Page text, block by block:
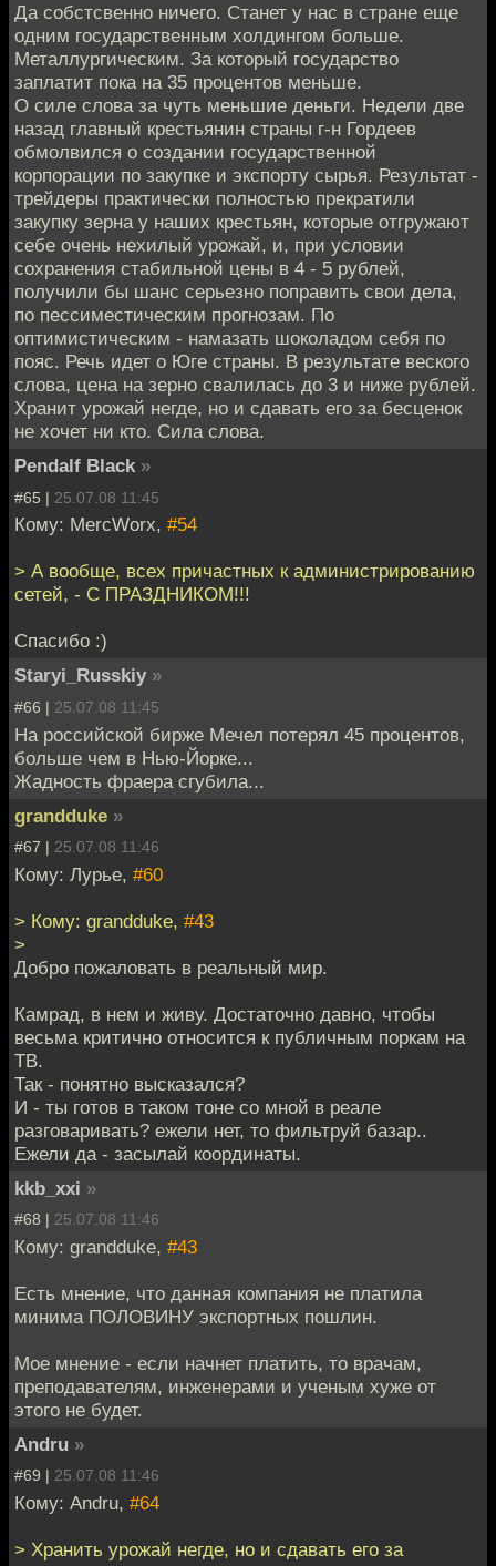
Да собстсвенно ничего. Станет у нас в стране еще
одним государственным холдингом больше.
Металлургическим. За который государство
заплатит пока на 35 процентов меньше.
О силе слова за чуть меньшие деньги. Недели две
назад главный крестьянин страны г-н Гордеев
обмолвился о создании государственной
корпорации по закупке и экспорту сырья. Результат -
трейдеры практически полностью прекратили
закупку зерна у наших крестьян, которые отгружают
себе очень нехилый урожай, и, при условии
сохранения стабильной цены в 4 - 5 рублей,
получили бы шанс серьезно поправить свои дела,
по пессиместическим прогнозам. По
оптимистическим - намазать шоколадом себя по
пояс. Речь идет о Юге страны. В результате веского
слова, цена на зерно свалилась до 3 и ниже рублей.
Хранит урожай негде, но и сдавать его за бесценок
не хочет ни кто. Сила слова.
Pendalf Black »
#65 | 25.07.08 11:45
Кому: MercWorx, #54
> А вообще, всех причастных к администрированию
сетей, - С ПРАЗДНИКОМ!!!
Спасибо :)
Staryi_Russkiy »
#66 | 25.07.08 11:45
На российской бирже Мечел потерял 45 процентов,
больше чем в Нью-Йорке...
Жадность фраера сгубила...
grandduke »
#67 | 25.07.08 11:46
Кому: Лурье, #60
> Кому: grandduke, #43
>
Добро пожаловать в реальный мир.
Камрад, в нем и живу. Достаточно давно, чтобы
весьма критично относится к публичным поркам на
ТВ.
Так - понятно высказался?
И - ты готов в таком тоне со мной в реале
разговаривать? ежели нет, то фильтруй базар..
Ежели да - засылай координаты.
kkb_xxi »
#68 | 25.07.08 11:46
Кому: grandduke, #43
Есть мнение, что данная компания не платила
минима ПОЛОВИНУ экспортных пошлин.
Мое мнение - если начнет платить, то врачам,
преподавателям, инженерами и ученым хуже от
этого не будет.
Andru »
#69 | 25.07.08 11:46
Кому: Andru, #64
> Хранить урожай негде, но и сдавать его за